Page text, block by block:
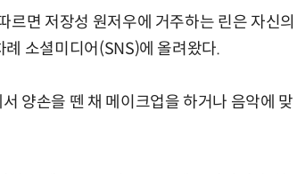
면 저장성 원저우에 거주하는 린은 자신의
소셜미디어(SNS)에 올려왔다.
양손을 뗀 채 메이크업을 하거나 음악에 맞